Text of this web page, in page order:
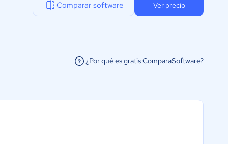
Comparar software Ver precio
¿Por qué es gratis ComparaSoftware?